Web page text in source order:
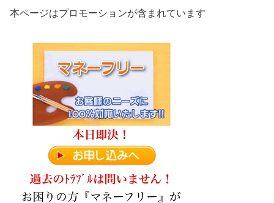
本ページはプロモーションが含まれています